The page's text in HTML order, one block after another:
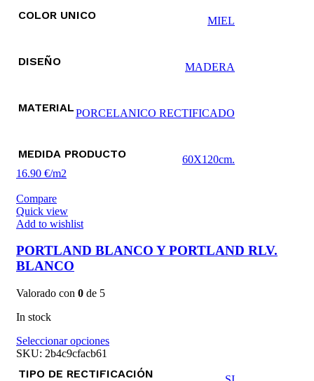
COLOR UNICO MIEL
DISEÑO MADERA
MATERIALPORCELANICO RECTIFICADO
MEDIDA PRODUCTO
60X120cm.
16.90 €/m2
Compare
Quick view
Add to wishlist
PORTLAND BLANCO Y PORTLAND RLV.
BLANCO
Valorado con 0 de 5
In stock
Seleccionar opcionesEste
múltiples
SKU: 2b4c9cfacb61
TIPO DE RECTIFICACIÓN